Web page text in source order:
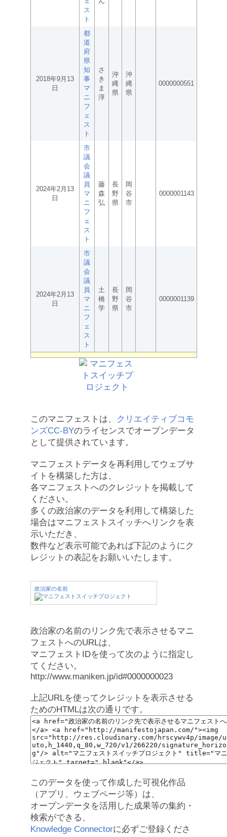
ス
ト
2018年9月13
日
都
道
府
県
知
事
マ
ニ
フ
ェ
ス
ト
さ
き
ま
淳
沖
縄
県
沖
縄
県
0000000551
2024年2月13
日
市
議
会
議
員
マ
ニ
フ
ェ
ス
ト
藤
森
弘
長
野
県
岡
谷
市
0000001143
2024年2月13
日
市
議
会
議
員
マ
ニ
フ
ェ
ス
ト
土
橋
学
長
野
県
岡
谷
市
0000001139
このマニフェストは、
クリエイティブコモ
ンズCC-BYのライセンスでオープンデータ
として提供されています。
マニフェストデータを再利用してウェブサ
イトを構築した方は、
各マニフェストへのクレジットを掲載して
ください。
多くの政治家のデータを利用して構築した
場合はマニフェストスイッチへリンクを表
示いただき、
数件など表示可能であれば下記のようにク
レジットの表記をお願いいたします。
政治家の名前
政治家の名前のリンク先で表示させるマニ
フェストへのURLは、
マニフェストIDを使って次のように指定し
てください。
http://www.maniken.jp/id#0000000023
上記URLを使ってクレジットを表示させる
ためのHTMLは次の通りです。
このデータを使って作成した可視化作品
（アプリ、ウェブページ等）は、
オープンデータを活用した成果等の集約・
検索ができる、
Knowledge Connectorに必ずご登録くださ